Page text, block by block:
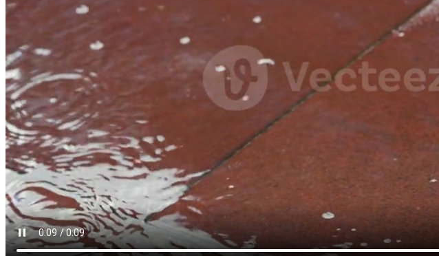
Imagens Editoriais
Eventos Editoriais